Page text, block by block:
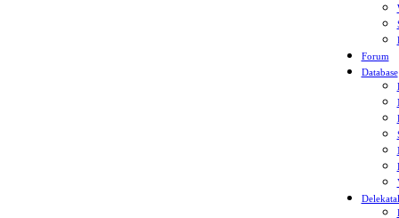
Forum
Database